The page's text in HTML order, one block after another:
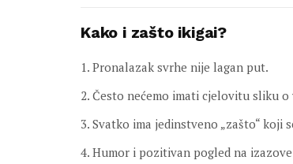
Kako i zašto ikigai?
1. Pronalazak svrhe nije lagan put.
2. Često nećemo imati cjelovitu sliku
3. Svatko ima jedinstveno „zašto“ koji
4. Humor i pozitivan pogled na